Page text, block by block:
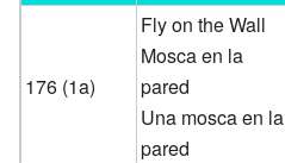
176 (1a)
Fly on the Wall
Mosca en la
pared
Una mosca en la
pared